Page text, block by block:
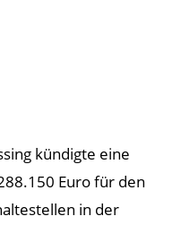
kündigte eine
Euro für den
in der